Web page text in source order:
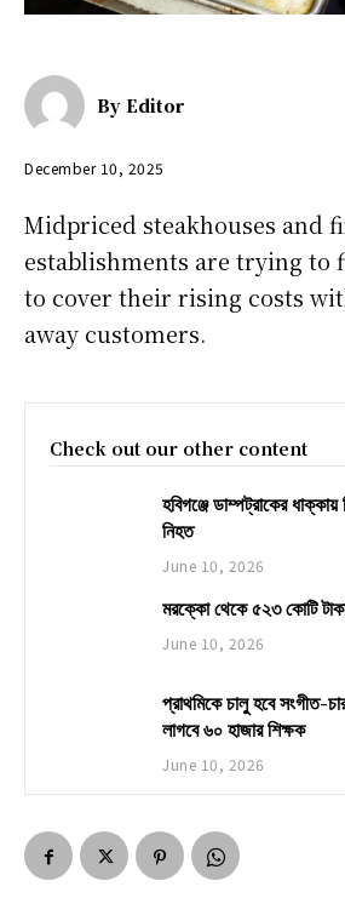
By Editor
December 10, 2025
Midpriced steakhouses and
establishments are trying to
to cover their rising costs
away customers.
Check out our other content
হবিগঞ্জে ডাম্পট্রাকের
নিহত
June 10, 2026
মরক্কো থেকে ৫২৩ কোটি
June 10, 2026
প্রাথমিকে চালু হবে সংগীত-
লাগবে ৬০ হাজার শিক্ষক
June 10, 2026